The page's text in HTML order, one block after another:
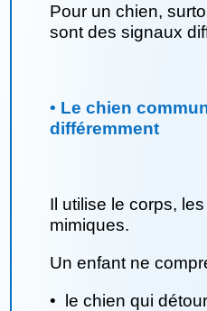
Pour un chien,
sont des signaux
• Le chien
différemment
Il utilise le corps,
mimiques.
Un enfant ne
• le chien qui